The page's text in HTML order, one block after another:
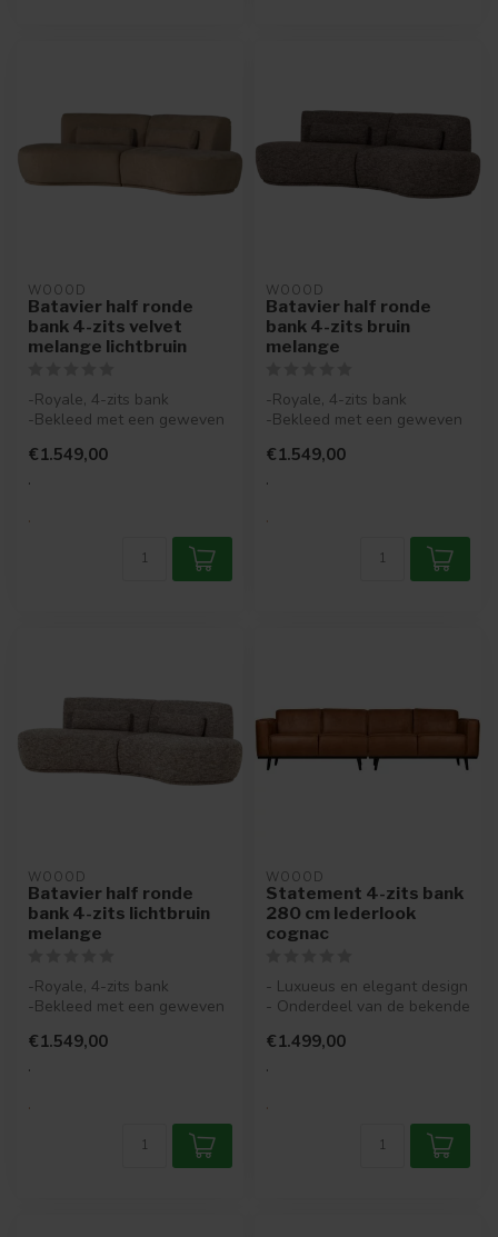
WOOOD
Batavier half ronde
bank 4-zits velvet
melange lichtbruin
-Royale, 4-zits bank
-Bekleed met een geweven
-Actieve...
€1.549,00
.
.
WOOOD
Batavier half ronde
bank 4-zits bruin
melange
-Royale, 4-zits bank
-Bekleed met een geweven
-Actieve...
€1.549,00
.
.
WOOOD
Batavier half ronde
bank 4-zits lichtbruin
melange
-Royale, 4-zits bank
-Bekleed met een geweven
-Actieve...
€1.549,00
.
.
WOOOD
Statement 4-zits bank
280 cm lederlook
cognac
- Luxueus en elegant design
- Onderdeel van de bekende
- Bekle...
€1.499,00
.
.